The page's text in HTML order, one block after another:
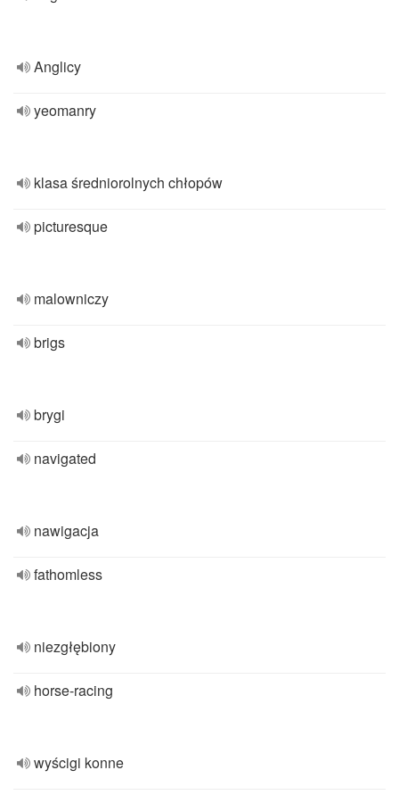
Anglicy
yeomanry
klasa średniorolnych chłopów
picturesque
malowniczy
brigs
brygi
navigated
nawigacja
fathomless
niezgłębiony
horse-racing
wyścigi konne